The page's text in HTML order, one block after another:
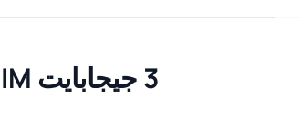
3 جيجابايت eSIM الصين الأسئلة الشائعة